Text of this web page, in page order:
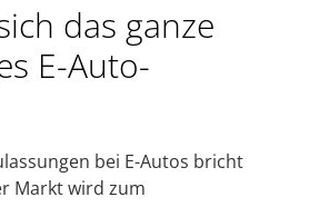
das ganze
E-Auto-
bei E-Autos bricht
Markt wird zum